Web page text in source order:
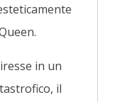
in un
il